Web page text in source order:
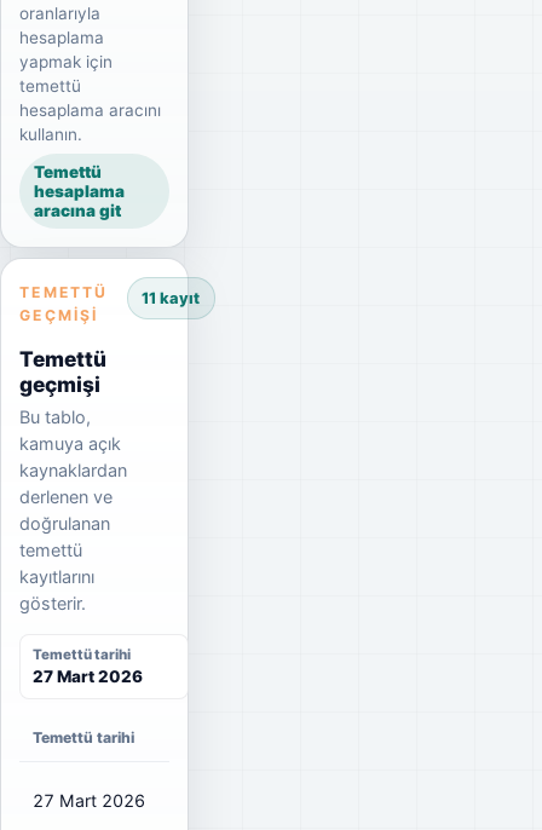
oranlarıyla
hesaplama
yapmak için
temettü
hesaplama aracını
kullanın.
Temettü
hesaplama
aracına git
TEMETTÜ
GEÇMIŞI
Temettü
geçmişi
Bu tablo,
kamuya açık
kaynaklardan
derlenen ve
doğrulanan
temettü
kayıtlarını
gösterir.
11 kayıt
Temettü tarihi
27 Mart 2026
Temettü tarihi
27 Mart 2026